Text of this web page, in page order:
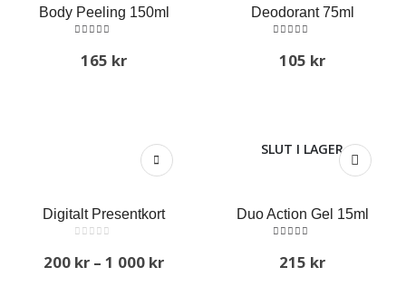
Body Peeling 150ml
165 kr
Deodorant 75ml
105 kr
Digitalt Presentkort
200 kr – 1 000 kr
SLUT I LAGER
Duo Action Gel 15ml
215 kr